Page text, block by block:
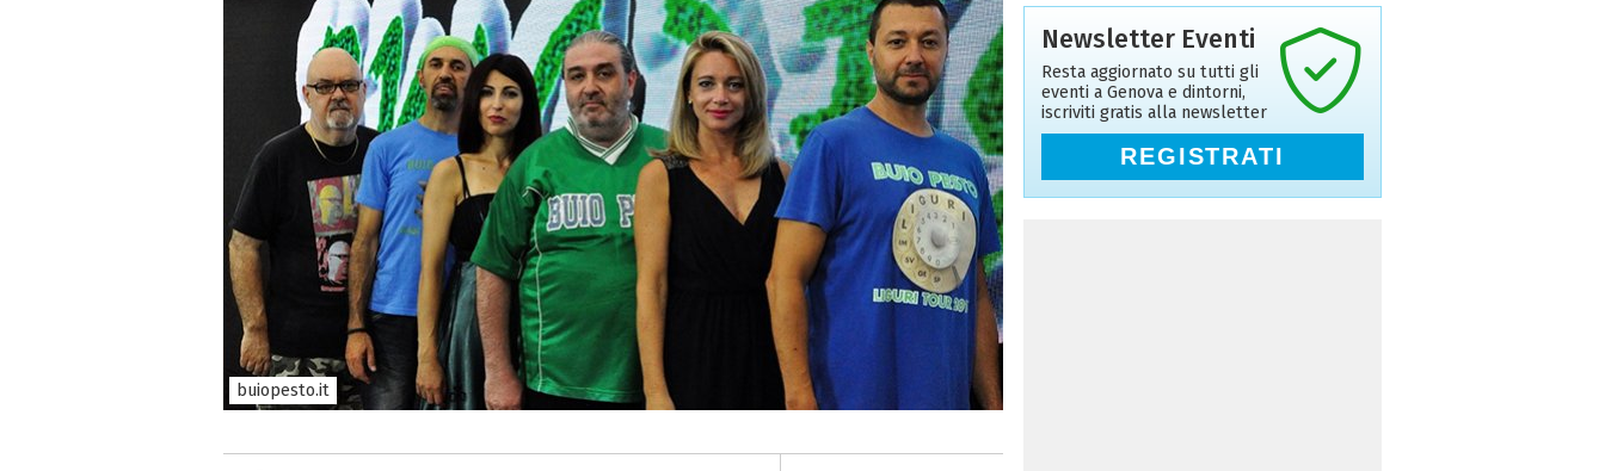
buiopesto.it
Newsletter Eventi
Resta aggiornato su tutti gli
eventi a Genova e dintorni,
iscriviti gratis alla newsletter
REGISTRATI